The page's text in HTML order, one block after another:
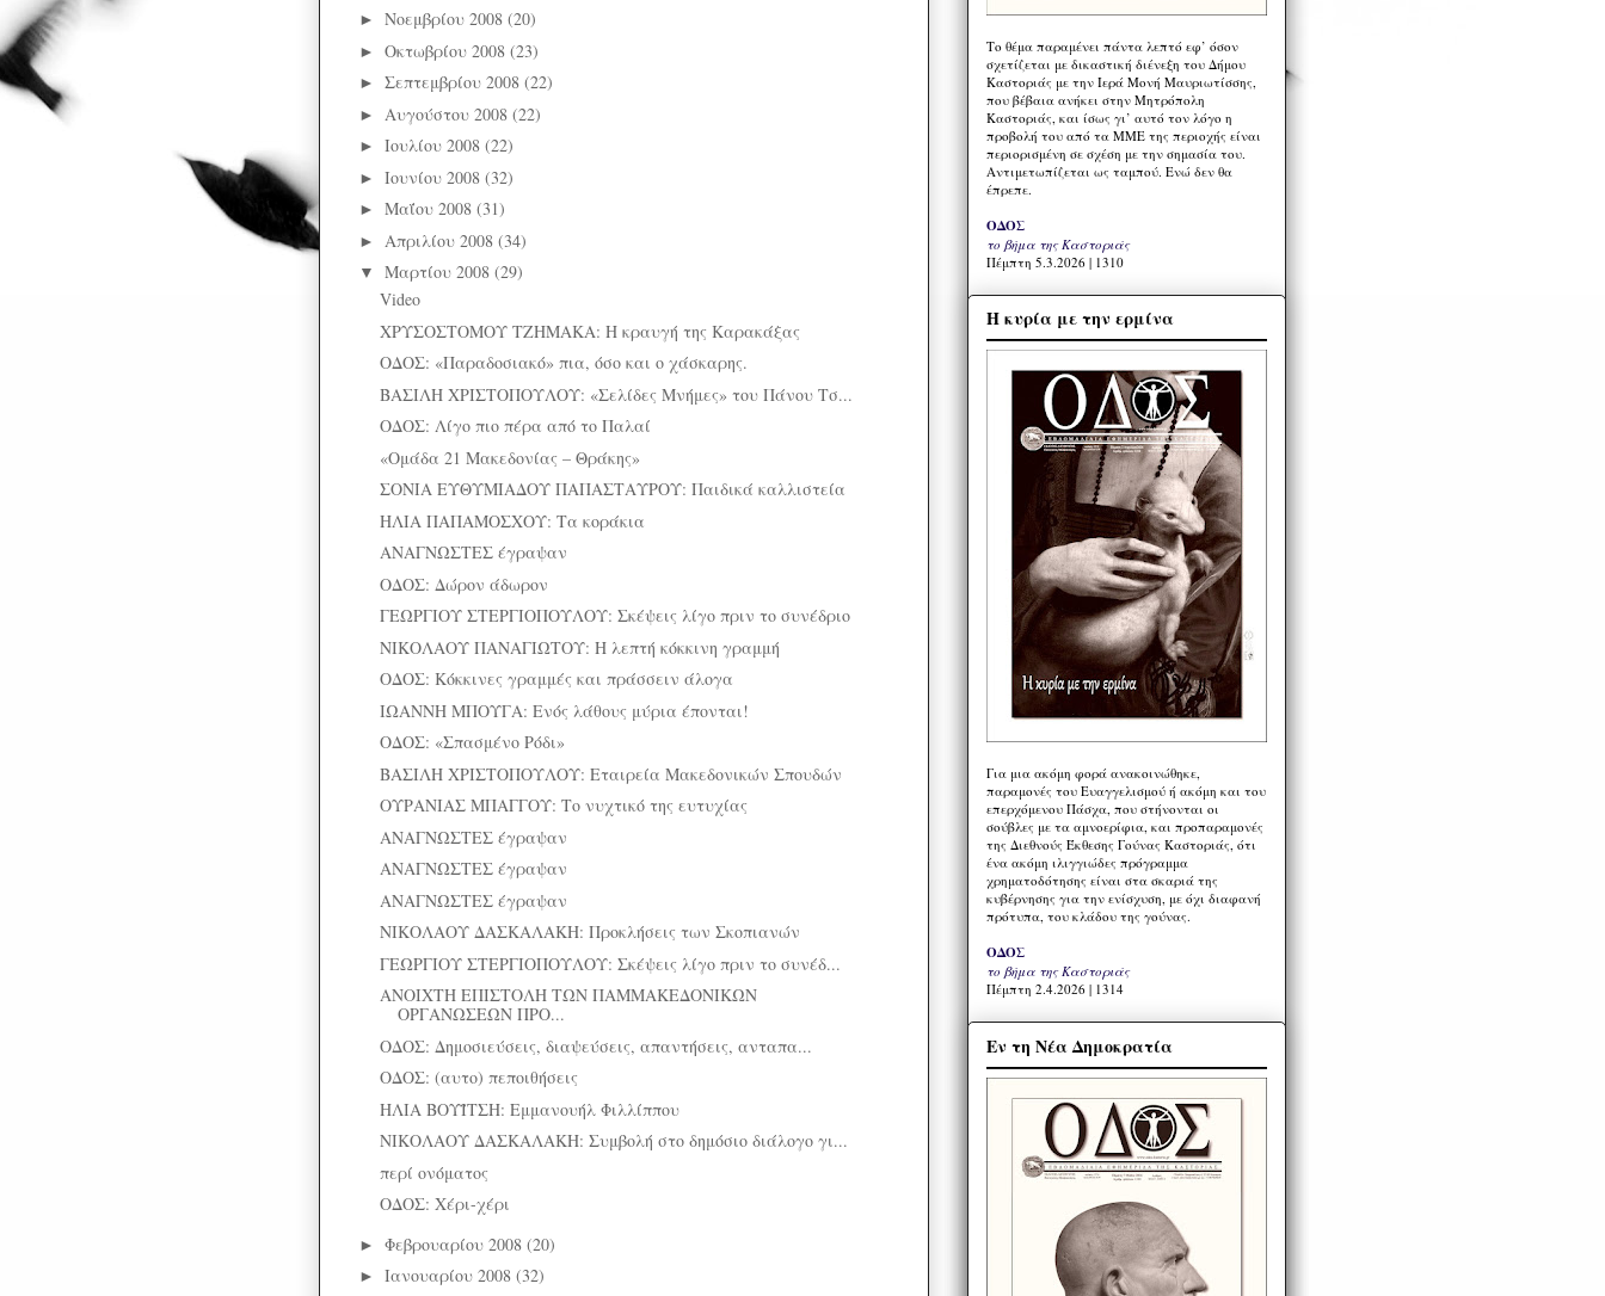
► Νοεμβρίου 2008 (20)
► Οκτωβρίου 2008 (23)
► Σεπτεμβρίου 2008 (22)
► Αυγούστου 2008 (22)
► Ιουλίου 2008 (22)
► Ιουνίου 2008 (32)
► Μαΐου 2008 (31)
► Απριλίου 2008 (34)
▼ Μαρτίου 2008 (29)
Video
ΧΡΥΣΟΣΤΟΜΟΥ ΤΖΗΜΑΚΑ: Η κραυγή της Καρακάξας
ΟΔΟΣ: «Παραδοσιακό» πια, όσο και ο χάσκαρης.
ΒΑΣΙΛΗ ΧΡΙΣΤΟΠΟΥΛΟΥ: «Σελίδες Μνήμες» του Πάνου Τσ...
ΟΔΟΣ: Λίγο πιο πέρα από το Παλαί
«Ομάδα 21 Μακεδονίας – Θράκης»
ΣΟΝΙΑ ΕΥΘΥΜΙΑΔΟΥ ΠΑΠΑΣΤΑΥΡΟΥ: Παιδικά καλλιστεία
ΗΛΙΑ ΠΑΠΑΜΟΣΧΟΥ: Τα κοράκια
ΑΝΑΓΝΩΣΤΕΣ έγραψαν
ΟΔΟΣ: Δώρον άδωρον
ΓΕΩΡΓΙΟΥ ΣΤΕΡΓΙΟΠΟΥΛΟΥ: Σκέψεις λίγο πριν το συνέδριο
ΝΙΚΟΛΑΟΥ ΠΑΝΑΓΙΩΤΟΥ: Η λεπτή κόκκινη γραμμή
ΟΔΟΣ: Κόκκινες γραμμές και πράσσειν άλογα
ΙΩΑΝΝΗ ΜΠΟΥΓΑ: Ενός λάθους μύρια έπονται!
ΟΔΟΣ: «Σπασμένο Ρόδι»
ΒΑΣΙΛΗ ΧΡΙΣΤΟΠΟΥΛΟΥ: Εταιρεία Μακεδονικών Σπουδών
ΟΥΡΑΝΙΑΣ ΜΠΑΓΓΟΥ: Το νυχτικό της ευτυχίας
ΑΝΑΓΝΩΣΤΕΣ έγραψαν
ΑΝΑΓΝΩΣΤΕΣ έγραψαν
ΑΝΑΓΝΩΣΤΕΣ έγραψαν
ΝΙΚΟΛΑΟΥ ΔΑΣΚΑΛΑΚΗ: Προκλήσεις των Σκοπιανών
ΓΕΩΡΓΙΟΥ ΣΤΕΡΓΙΟΠΟΥΛΟΥ: Σκέψεις λίγο πριν το συνέδ...
ΑΝΟΙΧΤΗ ΕΠΙΣΤΟΛΗ ΤΩΝ ΠΑΜΜΑΚΕΔΟΝΙΚΩΝ
ΟΡΓΑΝΩΣΕΩΝ ΠΡΟ...
ΟΔΟΣ: Δημοσιεύσεις, διαψεύσεις, απαντήσεις, ανταπα...
ΟΔΟΣ: (αυτο) πεποιθήσεις
ΗΛΙΑ ΒΟΥΪΤΣΗ: Εμμανουήλ Φιλλίππου
ΝΙΚΟΛΑΟΥ ΔΑΣΚΑΛΑΚΗ: Συμβολή στο δημόσιο διάλογο γι...
περί ονόματος
ΟΔΟΣ: Χέρι-χέρι
► Φεβρουαρίου 2008 (20)
► Ιανουαρίου 2008 (32)
Το θέμα παραμένει πάντα λεπτό εφ’ όσον
σχετίζεται με δικαστική διένεξη του Δήμου
Καστοριάς με την Ιερά Μονή Μαυριωτίσσης,
που βέβαια ανήκει στην Μητρόπολη
Καστοριάς, και ίσως γι’ αυτό τον λόγο η
προβολή του από τα ΜΜΕ της περιοχής είναι
περιορισμένη σε σχέση με την σημασία του.
Αντιμετωπίζεται ως ταμπού. Ενώ δεν θα
έπρεπε.
ΟΔΟΣ
το βήμα της Καστοριάς
Πέμπτη 5.3.2026 | 1310
Η κυρία με την ερμίνα
Για μια ακόμη φορά ανακοινώθηκε,
παραμονές του Ευαγγελισμού ή ακόμη και του
επερχόμενου Πάσχα, που στήνονται οι
σούβλες με τα αμνοερίφια, και προπαραμονές
της Διεθνούς Έκθεσης Γούνας Καστοριάς, ότι
ένα ακόμη ιλιγγιώδες πρόγραμμα
χρηματοδότησης είναι στα σκαριά της
κυβέρνησης για την ενίσχυση, με όχι διαφανή
πρότυπα, του κλάδου της γούνας.
ΟΔΟΣ
το βήμα της Καστοριάς
Πέμπτη 2.4.2026 | 1314
Εν τη Νέα Δημοκρατία